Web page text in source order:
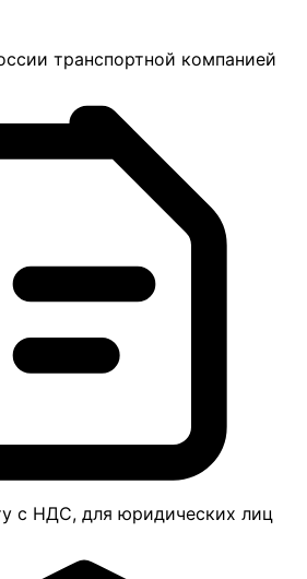
транспортной компанией
с НДС, для юридических лиц